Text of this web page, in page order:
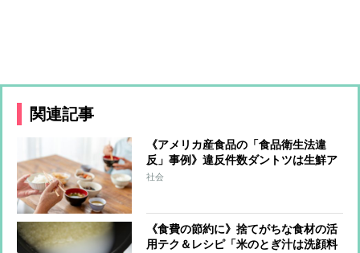
関連記事
《アメリカ産食品の「食品衛生法違
反」事例》違反件数ダントツは生鮮ア
ーモンド、カビ毒の「アフラトキシ
社会
《食費の節約に》捨てがちな食材の活
用テク＆レシピ「米のとぎ汁は洗顔料